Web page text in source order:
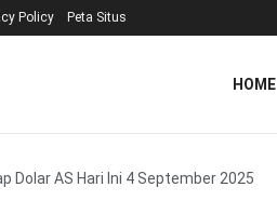
Policy Peta Situs
HOME
Dolar AS Hari Ini 4 September 2025